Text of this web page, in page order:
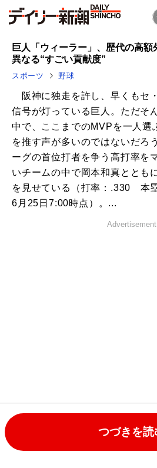
巨人「ウィーラー」、歴代の高額
異なる“すごい貢献度”
スポーツ 野球
阪神に独走を許し、早くもセ
信号が灯っている巨人。ただそ
中で、ここまでのMVPを一人選
を推す声が多いのではないだろ
ーグの首位打者を争う高打率を
いチームの中で岡本和真ととも
を見せている（打率：.330
6月25日7:00時点）。...
Advertisement
つづきを読